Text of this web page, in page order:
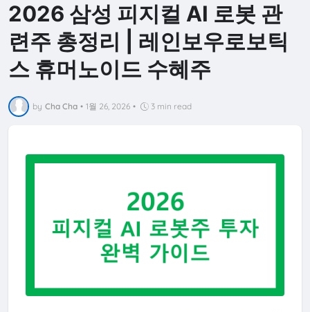
2026 삼성 피지컬 AI 로봇 관
련주 총정리 | 레인보우로보틱
스 휴머노이드 수혜주
by Cha Cha • 1월 26, 2026 • 3 min read